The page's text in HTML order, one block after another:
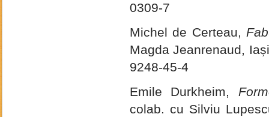
0309-7
Michel de Certeau,
Magda Jeanrenaud,
9248-45-4
Emile Durkheim,
colab. cu Silviu